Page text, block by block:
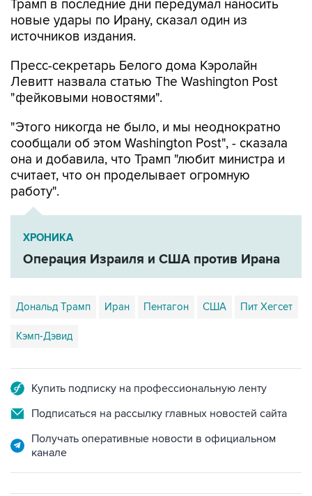
Трамп в последние дни передумал наносить
новые удары по Ирану, сказал один из
источников издания.
Пресс-секретарь Белого дома Кэролайн
Левитт назвала статью The Washington Post
"фейковыми новостями".
"Этого никогда не было, и мы неоднократно
сообщали об этом Washington Post", - сказала
она и добавила, что Трамп "любит министра и
считает, что он проделывает огромную
работу".
ХРОНИКА
Операция Израиля и США против Ирана
Дональд Трамп Иран Пентагон США Пит Хегсет
Кэмп-Дэвид
Купить подписку на профессиональную ленту
Подписаться на рассылку главных новостей сайта
Получать оперативные новости в официальном
канале